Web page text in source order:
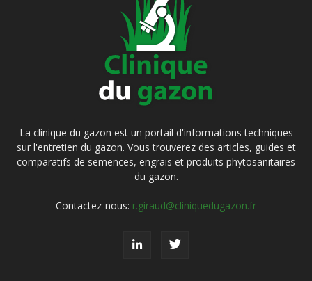
La clinique du gazon est un portail d'informations techniques
sur l'entretien du gazon. Vous trouverez des articles, guides et
comparatifs de semences, engrais et produits phytosanitaires
du gazon.
Contactez-nous: r.giraud@cliniquedugazon.fr